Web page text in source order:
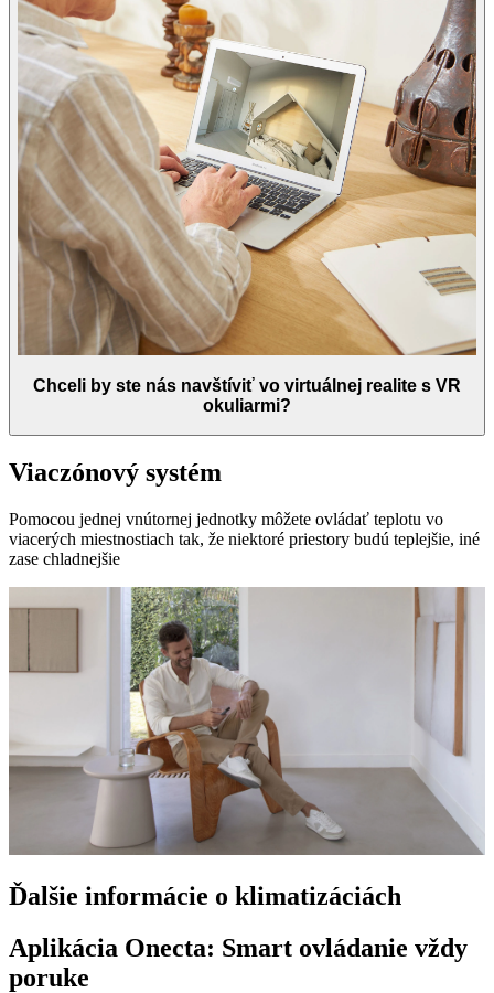
Chceli by ste nás navštíviť vo virtuálnej realite s VR
okuliarmi?
Viaczónový systém
Pomocou jednej vnútornej jednotky môžete ovládať teplotu vo
viacerých miestnostiach tak, že niektoré priestory budú teplejšie, iné
zase chladnejšie
Ďalšie informácie o klimatizáciách
Aplikácia Onecta: Smart ovládanie vždy
poruke